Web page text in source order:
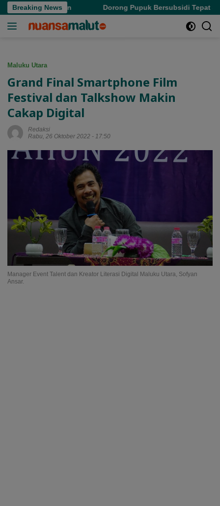
Langsung
ke
Breaking News
Bulan Dorong Pupuk Bersubsidi Tepat Sasaran,
Maluku Utara
Grand Final Smartphone Film
Festival dan Talkshow Makin
Cakap Digital
Redaksi
Rabu, 26 Oktober 2022 - 17:50
Manager Event Talent dan Kreator Literasi Digital Maluku Utara, Sofyan
Ansar.